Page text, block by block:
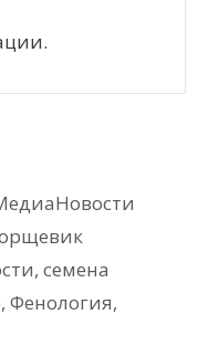
, семена
, Фенология,